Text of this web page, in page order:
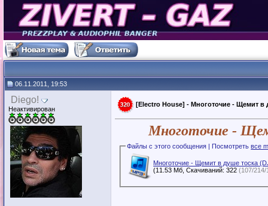
06.11.2011, 19:53
Diego!
Неактивирован
[Electro House] - Многоточие - Щемит в
Многоточие -
Файлы с этого сообщения | Посмотретьвсе
Многоточие - Щемит в душе тоска
(11.53 Мб, Скачиваний: 322(107/214/